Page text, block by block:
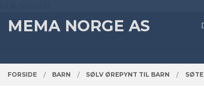
til
innholdet
MEMA NORGE AS
FORSIDE BARN SØLV ØREPYNT TIL BARN